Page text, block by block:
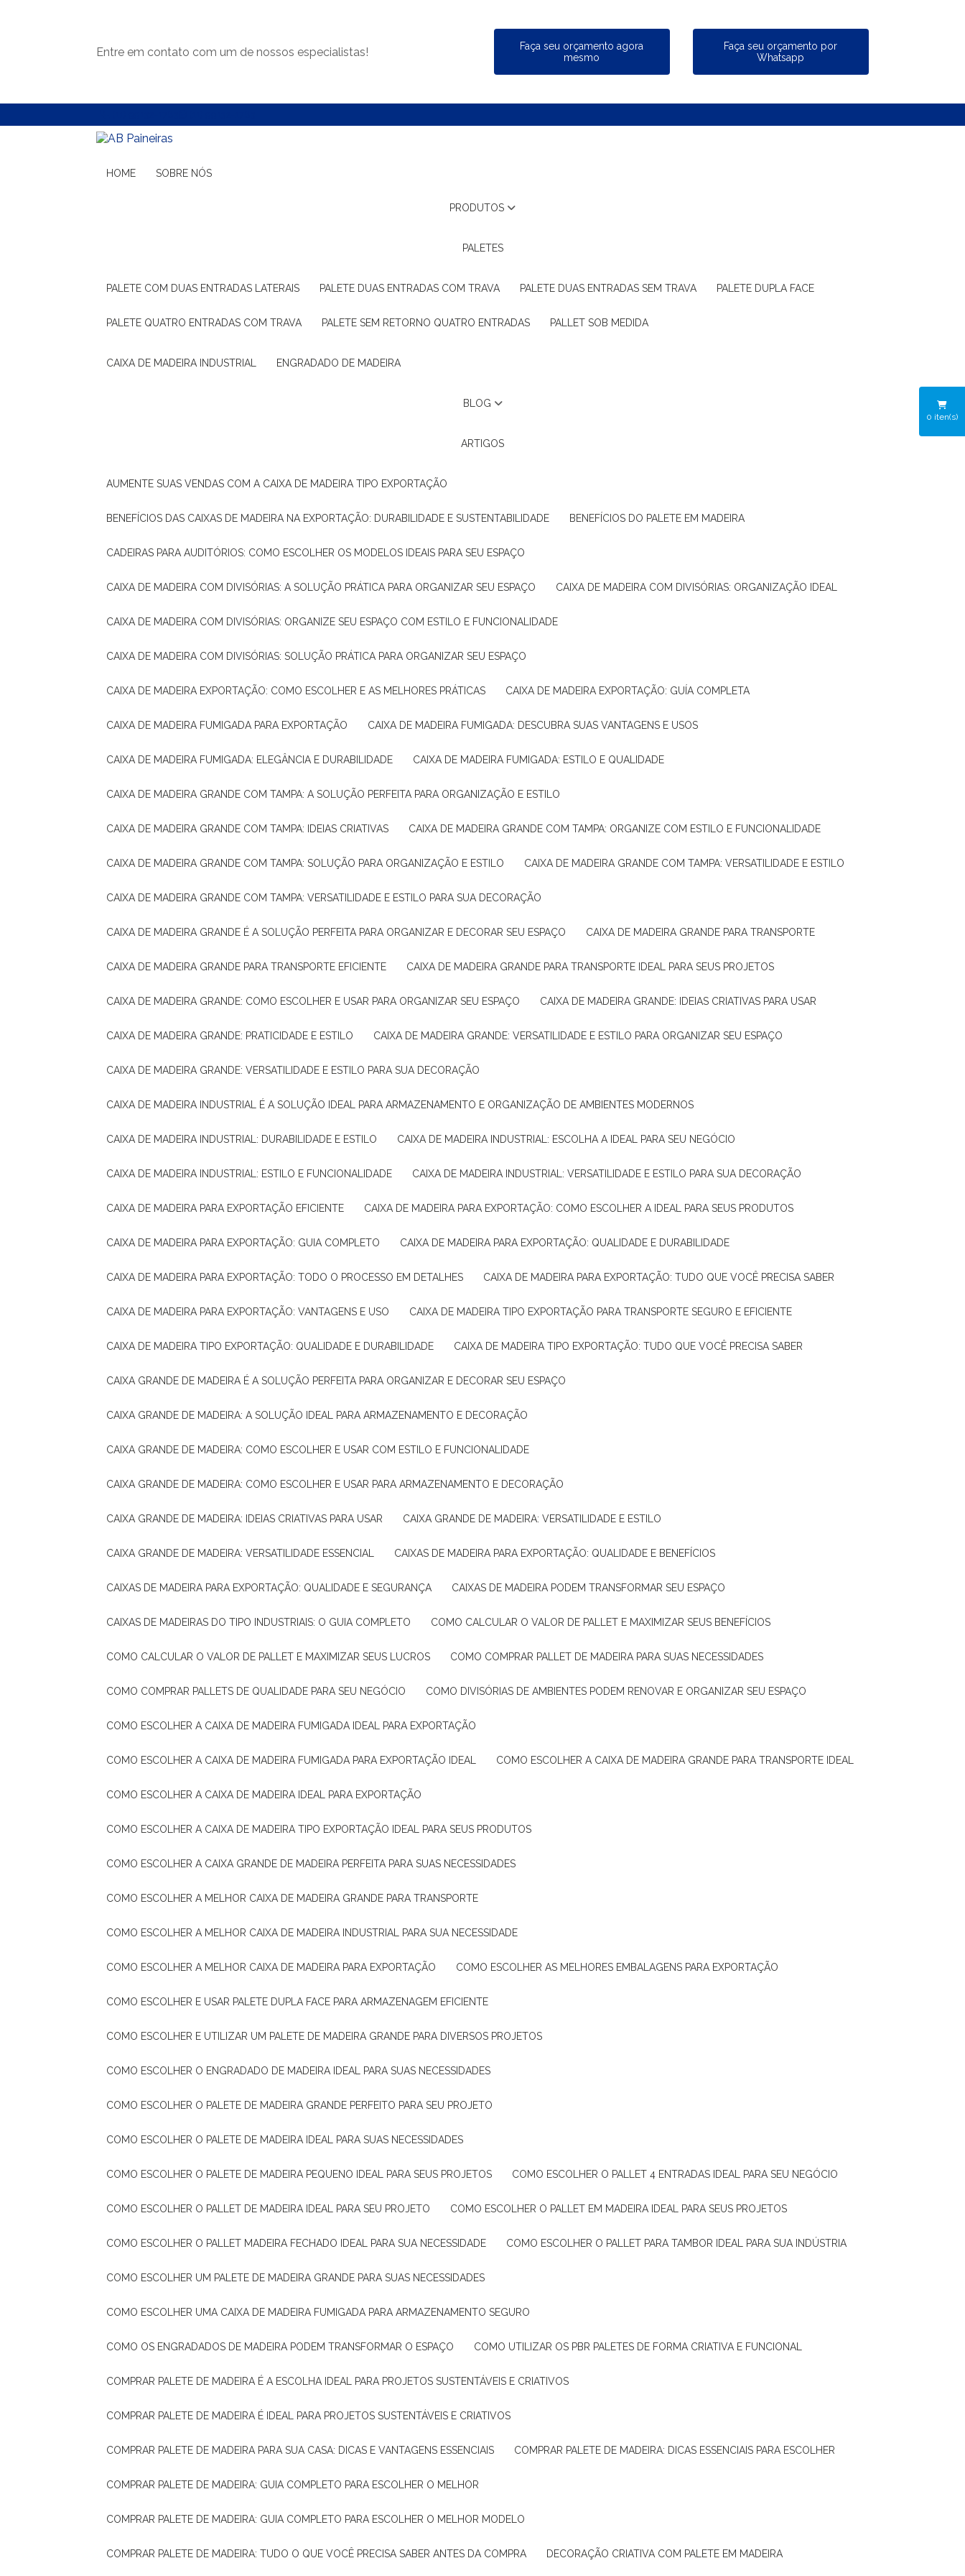
Entre em contato com um de nossos especialistas!
Faça seu orçamento agora
mesmo
Faça seu orçamento por
Whatsapp
HOME SOBRE NÓS
PRODUTOS
PALETES
PALETE COM DUAS ENTRADAS LATERAIS PALETE DUAS ENTRADAS COM TRAVA PALETE DUAS ENTRADAS SEM TRAVA PALETE DUPLA FACE
PALETE QUATRO ENTRADAS COM TRAVA PALETE SEM RETORNO QUATRO ENTRADAS PALLET SOB MEDIDA
CAIXA DE MADEIRA INDUSTRIAL ENGRADADO DE MADEIRA
BLOG
ARTIGOS
AUMENTE SUAS VENDAS COM A CAIXA DE MADEIRA TIPO EXPORTAÇÃO
BENEFÍCIOS DAS CAIXAS DE MADEIRA NA EXPORTAÇÃO: DURABILIDADE E SUSTENTABILIDADE BENEFÍCIOS DO PALETE EM MADEIRA
CADEIRAS PARA AUDITÓRIOS: COMO ESCOLHER OS MODELOS IDEAIS PARA SEU ESPAÇO
CAIXA DE MADEIRA COM DIVISÓRIAS: A SOLUÇÃO PRÁTICA PARA ORGANIZAR SEU ESPAÇO CAIXA DE MADEIRA COM DIVISÓRIAS: ORGANIZAÇÃO IDEAL
CAIXA DE MADEIRA COM DIVISÓRIAS: ORGANIZE SEU ESPAÇO COM ESTILO E FUNCIONALIDADE
CAIXA DE MADEIRA COM DIVISÓRIAS: SOLUÇÃO PRÁTICA PARA ORGANIZAR SEU ESPAÇO
CAIXA DE MADEIRA EXPORTAÇÃO: COMO ESCOLHER E AS MELHORES PRÁTICAS CAIXA DE MADEIRA EXPORTAÇÃO: GUÍA COMPLETA
CAIXA DE MADEIRA FUMIGADA PARA EXPORTAÇÃO CAIXA DE MADEIRA FUMIGADA: DESCUBRA SUAS VANTAGENS E USOS
CAIXA DE MADEIRA FUMIGADA: ELEGÂNCIA E DURABILIDADE CAIXA DE MADEIRA FUMIGADA: ESTILO E QUALIDADE
CAIXA DE MADEIRA GRANDE COM TAMPA: A SOLUÇÃO PERFEITA PARA ORGANIZAÇÃO E ESTILO
CAIXA DE MADEIRA GRANDE COM TAMPA: IDEIAS CRIATIVAS CAIXA DE MADEIRA GRANDE COM TAMPA: ORGANIZE COM ESTILO E FUNCIONALIDADE
CAIXA DE MADEIRA GRANDE COM TAMPA: SOLUÇÃO PARA ORGANIZAÇÃO E ESTILO CAIXA DE MADEIRA GRANDE COM TAMPA: VERSATILIDADE E ESTILO
CAIXA DE MADEIRA GRANDE COM TAMPA: VERSATILIDADE E ESTILO PARA SUA DECORAÇÃO
CAIXA DE MADEIRA GRANDE É A SOLUÇÃO PERFEITA PARA ORGANIZAR E DECORAR SEU ESPAÇO CAIXA DE MADEIRA GRANDE PARA TRANSPORTE
CAIXA DE MADEIRA GRANDE PARA TRANSPORTE EFICIENTE CAIXA DE MADEIRA GRANDE PARA TRANSPORTE IDEAL PARA SEUS PROJETOS
CAIXA DE MADEIRA GRANDE: COMO ESCOLHER E USAR PARA ORGANIZAR SEU ESPAÇO CAIXA DE MADEIRA GRANDE: IDEIAS CRIATIVAS PARA USAR
CAIXA DE MADEIRA GRANDE: PRATICIDADE E ESTILO CAIXA DE MADEIRA GRANDE: VERSATILIDADE E ESTILO PARA ORGANIZAR SEU ESPAÇO
CAIXA DE MADEIRA GRANDE: VERSATILIDADE E ESTILO PARA SUA DECORAÇÃO
CAIXA DE MADEIRA INDUSTRIAL É A SOLUÇÃO IDEAL PARA ARMAZENAMENTO E ORGANIZAÇÃO DE AMBIENTES MODERNOS
CAIXA DE MADEIRA INDUSTRIAL: DURABILIDADE E ESTILO CAIXA DE MADEIRA INDUSTRIAL: ESCOLHA A IDEAL PARA SEU NEGÓCIO
CAIXA DE MADEIRA INDUSTRIAL: ESTILO E FUNCIONALIDADE CAIXA DE MADEIRA INDUSTRIAL: VERSATILIDADE E ESTILO PARA SUA DECORAÇÃO
CAIXA DE MADEIRA PARA EXPORTAÇÃO EFICIENTE CAIXA DE MADEIRA PARA EXPORTAÇÃO: COMO ESCOLHER A IDEAL PARA SEUS PRODUTOS
CAIXA DE MADEIRA PARA EXPORTAÇÃO: GUIA COMPLETO CAIXA DE MADEIRA PARA EXPORTAÇÃO: QUALIDADE E DURABILIDADE
CAIXA DE MADEIRA PARA EXPORTAÇÃO: TODO O PROCESSO EM DETALHES CAIXA DE MADEIRA PARA EXPORTAÇÃO: TUDO QUE VOCÊ PRECISA SABER
CAIXA DE MADEIRA PARA EXPORTAÇÃO: VANTAGENS E USO CAIXA DE MADEIRA TIPO EXPORTAÇÃO PARA TRANSPORTE SEGURO E EFICIENTE
CAIXA DE MADEIRA TIPO EXPORTAÇÃO: QUALIDADE E DURABILIDADE CAIXA DE MADEIRA TIPO EXPORTAÇÃO: TUDO QUE VOCÊ PRECISA SABER
CAIXA GRANDE DE MADEIRA É A SOLUÇÃO PERFEITA PARA ORGANIZAR E DECORAR SEU ESPAÇO
CAIXA GRANDE DE MADEIRA: A SOLUÇÃO IDEAL PARA ARMAZENAMENTO E DECORAÇÃO
CAIXA GRANDE DE MADEIRA: COMO ESCOLHER E USAR COM ESTILO E FUNCIONALIDADE
CAIXA GRANDE DE MADEIRA: COMO ESCOLHER E USAR PARA ARMAZENAMENTO E DECORAÇÃO
CAIXA GRANDE DE MADEIRA: IDEIAS CRIATIVAS PARA USAR CAIXA GRANDE DE MADEIRA: VERSATILIDADE E ESTILO
CAIXA GRANDE DE MADEIRA: VERSATILIDADE ESSENCIAL CAIXAS DE MADEIRA PARA EXPORTAÇÃO: QUALIDADE E BENEFÍCIOS
CAIXAS DE MADEIRA PARA EXPORTAÇÃO: QUALIDADE E SEGURANÇA CAIXAS DE MADEIRA PODEM TRANSFORMAR SEU ESPAÇO
CAIXAS DE MADEIRAS DO TIPO INDUSTRIAIS: O GUIA COMPLETO COMO CALCULAR O VALOR DE PALLET E MAXIMIZAR SEUS BENEFÍCIOS
COMO CALCULAR O VALOR DE PALLET E MAXIMIZAR SEUS LUCROS COMO COMPRAR PALLET DE MADEIRA PARA SUAS NECESSIDADES
COMO COMPRAR PALLETS DE QUALIDADE PARA SEU NEGÓCIO COMO DIVISÓRIAS DE AMBIENTES PODEM RENOVAR E ORGANIZAR SEU ESPAÇO
COMO ESCOLHER A CAIXA DE MADEIRA FUMIGADA IDEAL PARA EXPORTAÇÃO
COMO ESCOLHER A CAIXA DE MADEIRA FUMIGADA PARA EXPORTAÇÃO IDEAL COMO ESCOLHER A CAIXA DE MADEIRA GRANDE PARA TRANSPORTE IDEAL
COMO ESCOLHER A CAIXA DE MADEIRA IDEAL PARA EXPORTAÇÃO
COMO ESCOLHER A CAIXA DE MADEIRA TIPO EXPORTAÇÃO IDEAL PARA SEUS PRODUTOS
COMO ESCOLHER A CAIXA GRANDE DE MADEIRA PERFEITA PARA SUAS NECESSIDADES
COMO ESCOLHER A MELHOR CAIXA DE MADEIRA GRANDE PARA TRANSPORTE
COMO ESCOLHER A MELHOR CAIXA DE MADEIRA INDUSTRIAL PARA SUA NECESSIDADE
COMO ESCOLHER A MELHOR CAIXA DE MADEIRA PARA EXPORTAÇÃO COMO ESCOLHER AS MELHORES EMBALAGENS PARA EXPORTAÇÃO
COMO ESCOLHER E USAR PALETE DUPLA FACE PARA ARMAZENAGEM EFICIENTE
COMO ESCOLHER E UTILIZAR UM PALETE DE MADEIRA GRANDE PARA DIVERSOS PROJETOS
COMO ESCOLHER O ENGRADADO DE MADEIRA IDEAL PARA SUAS NECESSIDADES
COMO ESCOLHER O PALETE DE MADEIRA GRANDE PERFEITO PARA SEU PROJETO
COMO ESCOLHER O PALETE DE MADEIRA IDEAL PARA SUAS NECESSIDADES
COMO ESCOLHER O PALETE DE MADEIRA PEQUENO IDEAL PARA SEUS PROJETOS COMO ESCOLHER O PALLET 4 ENTRADAS IDEAL PARA SEU NEGÓCIO
COMO ESCOLHER O PALLET DE MADEIRA IDEAL PARA SEU PROJETO COMO ESCOLHER O PALLET EM MADEIRA IDEAL PARA SEUS PROJETOS
COMO ESCOLHER O PALLET MADEIRA FECHADO IDEAL PARA SUA NECESSIDADE COMO ESCOLHER O PALLET PARA TAMBOR IDEAL PARA SUA INDÚSTRIA
COMO ESCOLHER UM PALETE DE MADEIRA GRANDE PARA SUAS NECESSIDADES
COMO ESCOLHER UMA CAIXA DE MADEIRA FUMIGADA PARA ARMAZENAMENTO SEGURO
COMO OS ENGRADADOS DE MADEIRA PODEM TRANSFORMAR O ESPAÇO COMO UTILIZAR OS PBR PALETES DE FORMA CRIATIVA E FUNCIONAL
COMPRAR PALETE DE MADEIRA É A ESCOLHA IDEAL PARA PROJETOS SUSTENTÁVEIS E CRIATIVOS
COMPRAR PALETE DE MADEIRA É IDEAL PARA PROJETOS SUSTENTÁVEIS E CRIATIVOS
COMPRAR PALETE DE MADEIRA PARA SUA CASA: DICAS E VANTAGENS ESSENCIAIS COMPRAR PALETE DE MADEIRA: DICAS ESSENCIAIS PARA ESCOLHER
COMPRAR PALETE DE MADEIRA: GUIA COMPLETO PARA ESCOLHER O MELHOR
COMPRAR PALETE DE MADEIRA: GUIA COMPLETO PARA ESCOLHER O MELHOR MODELO
COMPRAR PALETE DE MADEIRA: TUDO O QUE VOCÊ PRECISA SABER ANTES DA COMPRA DECORAÇÃO CRIATIVA COM PALETE EM MADEIRA
0 iten(s)